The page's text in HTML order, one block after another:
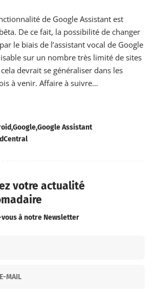
de Google Assistant est
De ce fait, la possibilité de changer
le biais de l’assistant vocal de Google
sur un nombre très limité de sites
devrait se généraliser dans les
à venir. Affaire à suivre…
GoogleGoogle Assistant
votre actualité
à notre Newsletter